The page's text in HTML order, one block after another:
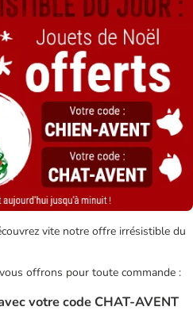
vite notre offre irrésistible du
offrons pour toute commande :
votre code CHAT-AVENT